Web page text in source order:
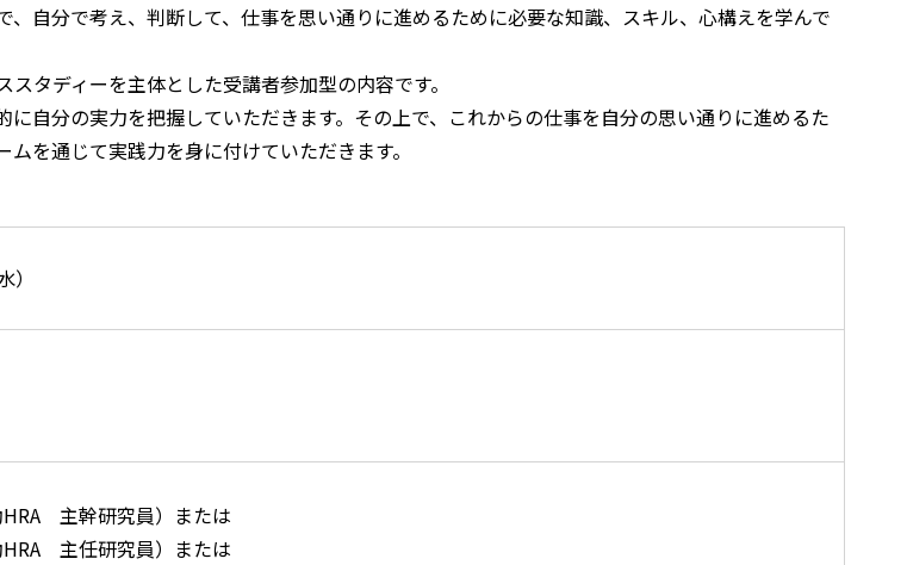
自分で考え、判断して、仕事を思い通りに進めるために必要な知識、スキル、心構えを学んで
タディーを主体とした受講者参加型の内容です。
自分の実力を把握していただきます。その上で、これからの仕事を自分の思い通りに進めるた
を通じて実践力を身に付けていただきます。
主幹研究員）または
主任研究員）または